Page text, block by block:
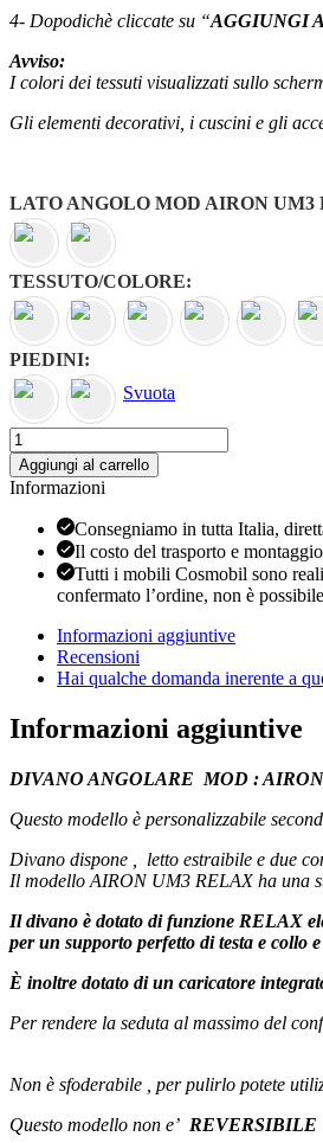
4- Dopodichè cliccate su “AGGIUNGI
Avviso:
I colori dei tessuti visualizzati sullo
Gli elementi decorativi, i cuscini e gli
LATO ANGOLO MOD AIRON UM3
TESSUTO/COLORE
PIEDINI
Svuota
Divano
angolare
ad
U
AIRON
RELAX
quantità
Aggiungi al carrello
Informazioni
Consegniamo in tutta Italia,
Il costo del trasporto e
Tutti i mobili Cosmobil sono
confermato l’ordine, non è
Informazioni aggiuntive
Recensioni
Hai qualche domanda inerente a
Informazioni aggiuntive
DIVANO ANGOLARE MOD :
Questo modello è personalizzabile
Divano dispone , letto estraibile e due
Il modello AIRON UM3 RELAX ha una
Il divano è dotato di funzione RELAX
per un supporto perfetto di testa e collo
È inoltre dotato di un caricatore
Per rendere la seduta al massimo del
Non è sfoderabile , per pulirlo potete
Questo modello non e’ REVERSIBILE